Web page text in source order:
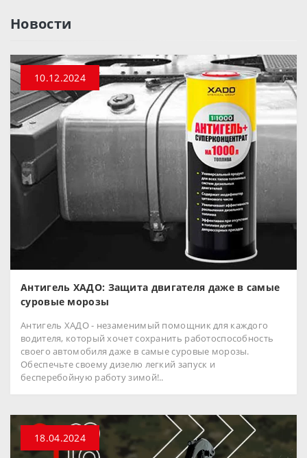
Новости
10.12.2024
Антигель ХАДО: Защита двигателя даже в самые
суровые морозы
Антигель ХАДО - незаменимый помощник для каждого
водителя, который хочет сохранить работоспособность
своего автомобиля даже в самые суровые морозы.
Обеспечьте своему дизелю легкий запуск и
бесперебойную работу зимой!..
18.04.2024